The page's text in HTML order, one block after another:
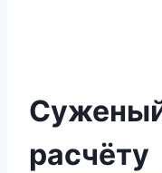
расчёту